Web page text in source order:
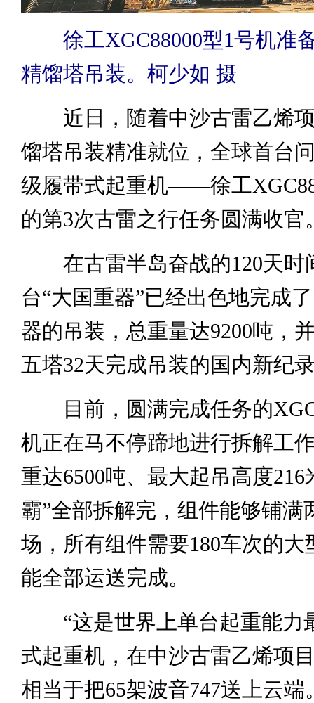
徐工XGC88000型1号机准
精馏塔吊装。柯少如 摄
近日，随着中沙古雷乙烯项
馏塔吊装精准就位，全球首台
级履带式起重机——徐工
的第3次古雷之行任务圆满收官
在古雷半岛奋战的120天时
台“大国重器”已经出色地完成
器的吊装，总重量达9200吨，
五塔32天完成吊装的国内新纪
目前，圆满完成任务的
机正在马不停蹄地进行拆解工
重达6500吨、最大起吊高度216
霸”全部拆解完，组件能够铺满
场，所有组件需要180车次的大
能全部运送完成。
“这是世界上单台起重能力
式起重机，在中沙古雷乙烯项
相当于把65架波音747送上云端